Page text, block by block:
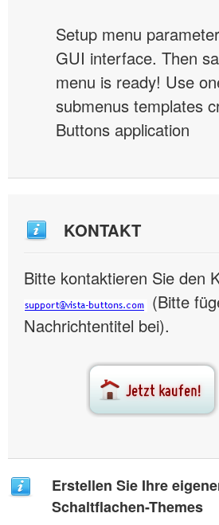
Setup menu
GUI interface. Then
menu is ready! Use
submenus templates
Buttons application
KONTAKT
Bitte kontaktieren Sie den
(Bitte
Nachrichtentitel bei).
Erstellen Sie Ihre
Schaltflachen-Themes